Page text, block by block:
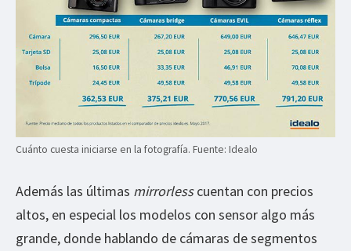
Cuánto cuesta iniciarse en la fotografía. Fuente: Idealo
Además las últimas mirrorlesscuentan con precios
altos, en especial los modelos con sensor algo más
grande, donde hablando de cámaras de segmentos